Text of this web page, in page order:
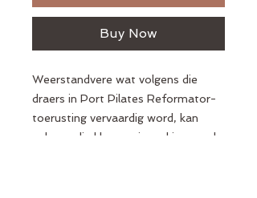
Buy Now
Weerstandvere wat volgens die
draers in Port Pilates Reformator-
toerusting vervaardig word, kan
volgens die kleuropsie verkies word.